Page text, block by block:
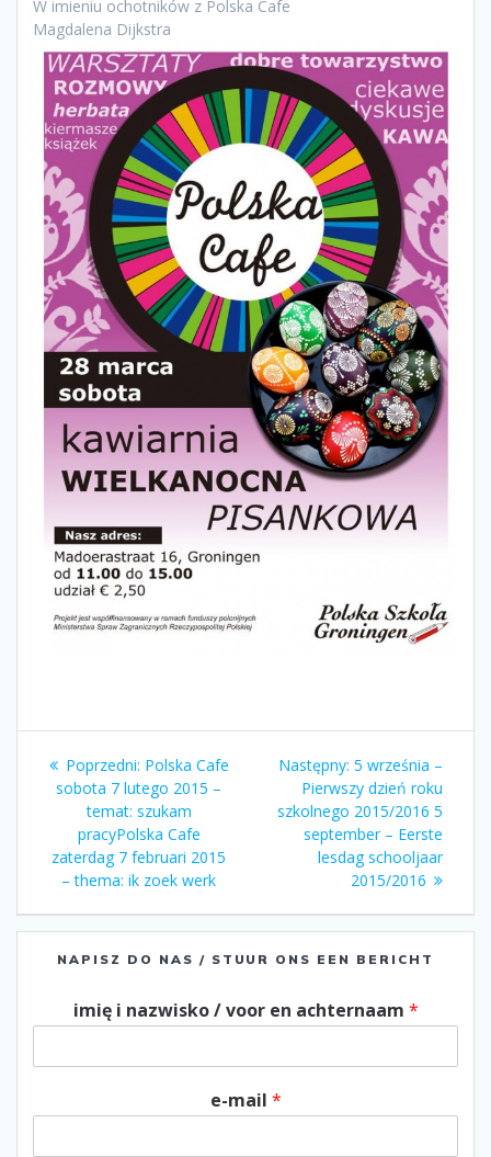
W imieniu ochotników z Polska Cafe
Magdalena Dijkstra
Nawigacja
wpisu
Poprzedni: Poprzedni
wpis:
Polska Cafe
sobota 7 lutego 2015 –
temat: szukam
pracyPolska Cafe
zaterdag 7 februari 2015
– thema: ik zoek werk
Następny: Następny
wpis:
5 września –
Pierwszy dzień roku
szkolnego 2015/2016 5
september – Eerste
lesdag schooljaar
2015/2016
NAPISZ DO NAS / STUUR ONS EEN BERICHT
imię i nazwisko / voor en achternaam *
e-mail *